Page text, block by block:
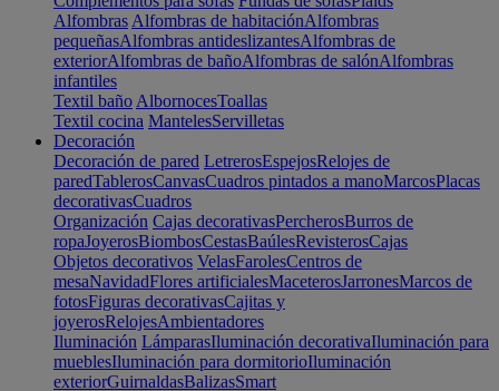
Alfombras Alfombras de habitaciónAlfombras
pequeñasAlfombras antideslizantesAlfombras de
exteriorAlfombras de bañoAlfombras de salónAlfombras
infantiles
Textil baño AlbornocesToallas
Textil cocina MantelesServilletas
Decoración
Decoración de pared LetrerosEspejosRelojes de
paredTablerosCanvasCuadros pintados a manoMarcosPlacas
decorativasCuadros
Organización Cajas decorativasPercherosBurros de
ropaJoyerosBiombosCestasBaúlesRevisterosCajas
Objetos decorativos VelasFarolesCentros de
mesaNavidadFlores artificialesMaceterosJarronesMarcos de
fotosFiguras decorativasCajitas y
joyerosRelojesAmbientadores
Iluminación LámparasIluminación decorativaIluminación para
mueblesIluminación para dormitorioIluminación
exteriorGuirnaldasBalizasSmart